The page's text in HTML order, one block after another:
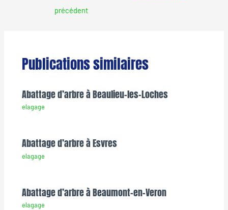
précédent
Publications similaires
Abattage d’arbre à Beaulieu-les-Loches
elagage
Abattage d’arbre à Esvres
elagage
Abattage d’arbre à Beaumont-en-Veron
elagage